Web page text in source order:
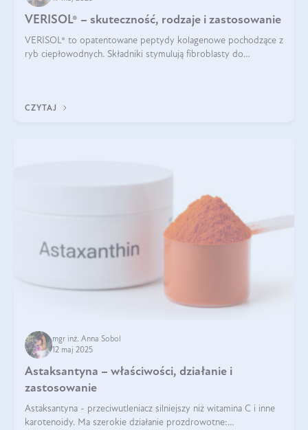
VERISOL® – skuteczność, rodzaje i zastosowanie
VERISOL® to opatentowane peptydy kolagenowe pochodzące z
ryb ciepłowodnych. Składniki stymulują fibroblasty do
CZYTAJ
mgr inż. Anna Sobol
12 maj 2025
Astaksantyna – właściwości, działanie i
zastosowanie
Astaksantyna - przeciwutleniacz silniejszy niż witamina C i inne
karotenoidy. Ma szerokie działanie prozdrowotne: